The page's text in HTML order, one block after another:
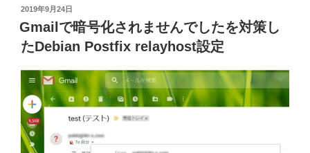
シ
ュ
レ
ス
決
5％
還
元
投
稿
日:
2019年9月24日
Gmailで暗号化されませんでしたを対策し
たDebian Postfix relayhost設定